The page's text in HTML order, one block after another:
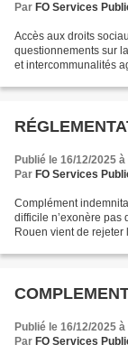
Par FO Services
Accès aux droits
questionnements sur
et intercommunalités
Publié le 16/12/2025
Par FO Services
Complément
difficile n’exonère pas
Rouen vient de rejeter
Publié le 16/12/2025
Par FO Services